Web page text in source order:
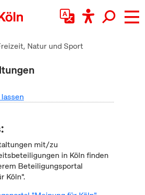
Natur und Sport
mit/zu
in Köln finden
Beteiligungsportal
Köln".